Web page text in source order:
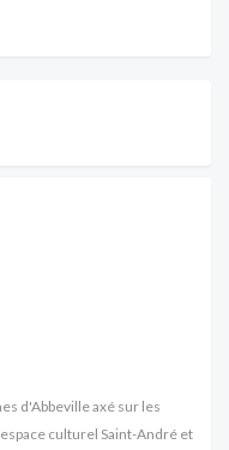
d'Abbeville axé sur les
culturel Saint-André et